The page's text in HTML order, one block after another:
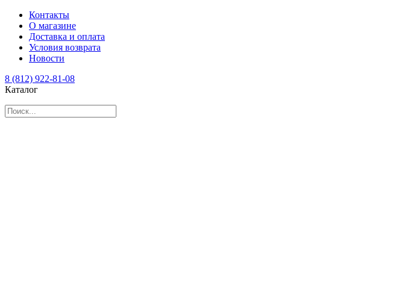
Контакты
О магазине
Доставка и оплата
Условия возврата
Новости
8 (812) 922-81-08
Каталог